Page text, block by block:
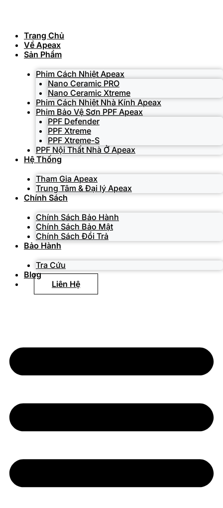
Trang Chủ
Về Apeax
Sản Phẩm
Phim Cách Nhiệt Apeax
Nano Ceramic PRO
Nano Ceramic Xtreme
Phim Cách Nhiệt Nhà Kính Apeax
Phim Bảo Vệ Sơn PPF Apeax
PPF Defender
PPF Xtreme
PPF Xtreme-S
PPF Nội Thất Nhà Ở Apeax
Hệ Thống
Tham Gia Apeax
Trung Tâm & Đại lý Apeax
Chính Sách
Chính Sách Bảo Hành
Chính Sách Bảo Mật
Chính Sách Đổi Trả
Bảo Hành
Tra Cứu
Blog
Liên Hệ